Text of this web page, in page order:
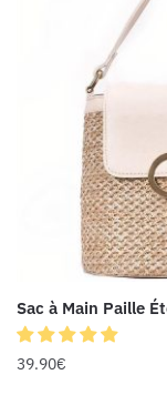
Sac à Main Paille
39.90€